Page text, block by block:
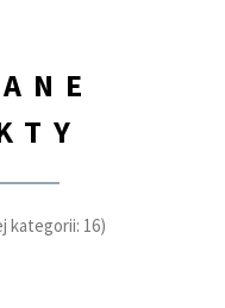
kategorii: 16)